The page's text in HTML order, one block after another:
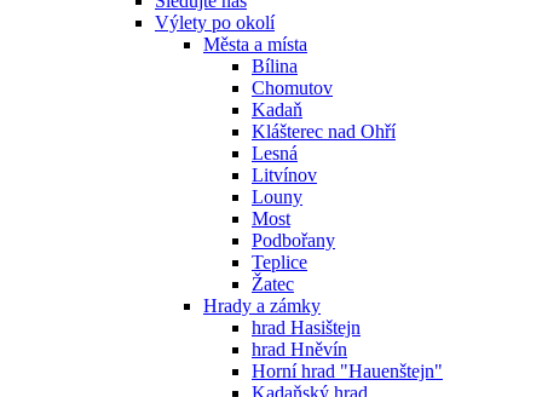
Výlety po okolí
Města a místa
Bílina
Chomutov
Kadaň
Klášterec nad Ohří
Lesná
Litvínov
Louny
Most
Podbořany
Teplice
Žatec
Hrady a zámky
hrad Hasištejn
hrad Hněvín
Horní hrad "Hauenštejn"
Kadaňský hrad